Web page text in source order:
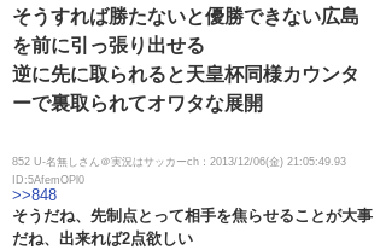
そうすれば勝たないと優勝できない広島
を前に引っ張り出せる
逆に先に取られると天皇杯同様カウンタ
ーで裏取られてオワタな展開
852 U-名無しさん＠実況はサッカーch：2013/12/06(金) 21:05:49.93
ID:5AfemOPl0
>>848
そうだね、先制点とって相手を焦らせることが大事
だね、出来れば2点欲しい